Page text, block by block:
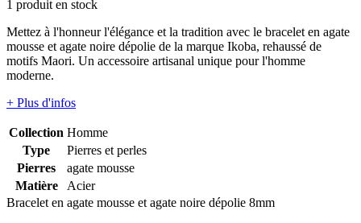
1 produit en stock
Mettez à l'honneur l'élégance et la tradition avec le bracelet en agate
mousse et agate noire dépolie de la marque Ikoba, rehaussé de
motifs Maori. Un accessoire artisanal unique pour l'homme
moderne.
+ Plus d'infos
Collection Homme
Type
Pierres et perles
Pierres
agate mousse
Matière
Acier
Bracelet en agate mousse et agate noire dépolie 8mm